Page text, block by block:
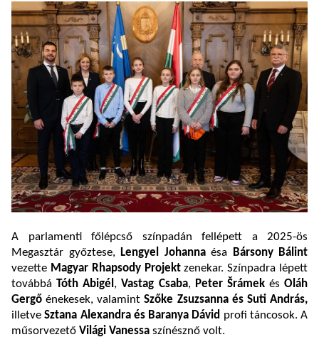
A parlamenti főlépcső színpadán fellépett a 2025-ös
Megasztár győztese,
Lengyel Johanna ésa Bársony Bálint
vezette Magyar Rhapsody Projektzenekar. Színpadra lépett
továbbáTóth Abigél ,Vastag Csaba, Peter Šrámek és Oláh
Gergő énekesek, valamintSzőke Zsuzsanna és Suti András,
illetve Sztana Alexandra és Baranya Dávid profi táncosok. A
műsorvezető Világi Vanessa színésznő volt.